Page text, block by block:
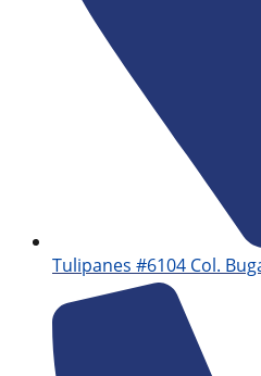
Tulipanes #6104 Col.